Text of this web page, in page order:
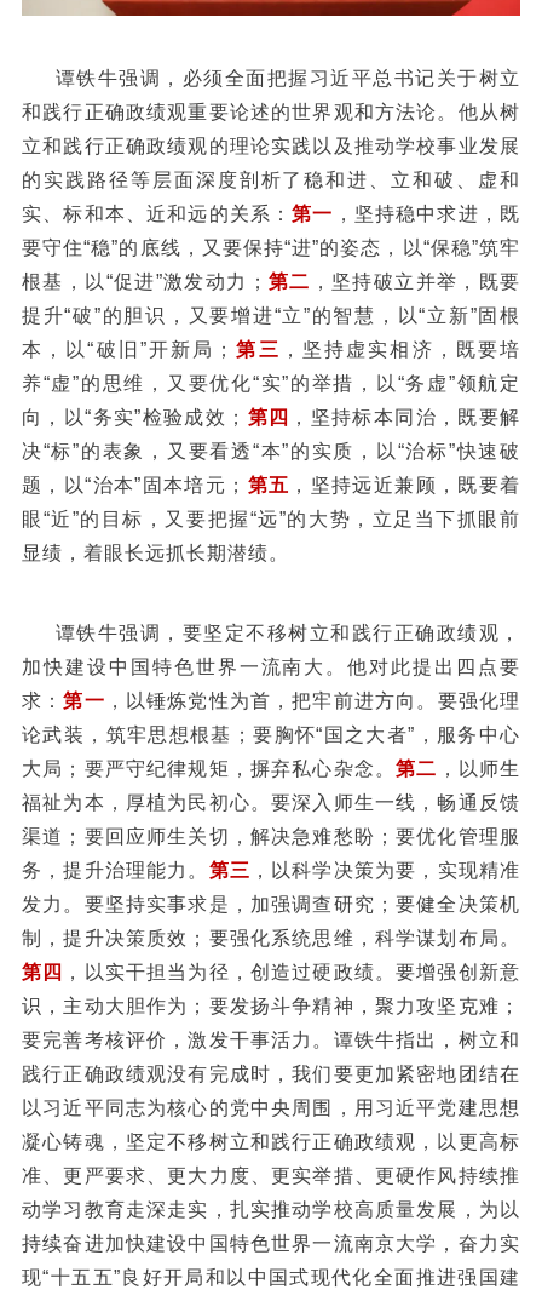
谭铁牛强调，必须全面把握习近平总书记关于树立
和践行正确政绩观重要论述的世界观和方法论。他从树
立和践行正确政绩观的理论实践以及推动学校事业发展
的实践路径等层面深度剖析了稳和进、立和破、虚和
实、标和本、近和远的关系：第一 ，坚持稳中求进，既
要守住“稳”的底线，又要保持“进”的姿态，以“保稳”筑牢
根基，以“促进”激发动力； 第二 ，坚持破立并举，既要
提升“破”的胆识，又要增进“立”的智慧，以“立新”固根
本，以“破旧”开新局； 第三 ，坚持虚实相济，既要培
养“虚”的思维，又要优化“实”的举措，以“务虚”领航定
向，以“务实”检验成效； 第四 ，坚持标本同治，既要解
决“标”的表象，又要看透“本”的实质，以“治标”快速破
题，以“治本”固本培元； 第五 ，坚持远近兼顾，既要着
眼“近”的目标，又要把握“远”的大势，立足当下抓眼前
显绩，着眼长远抓长期潜绩。
谭铁牛强调，要坚定不移树立和践行正确政绩观，
加快建设中国特色世界一流南大。他对此提出四点要
求：第一 ，以锤炼党性为首，把牢前进方向。要强化理
论武装，筑牢思想根基；要胸怀“国之大者”，服务中心
大局；要严守纪律规矩，摒弃私心杂念。第二 ，以师生
福祉为本，厚植为民初心。要深入师生一线，畅通反馈
渠道；要回应师生关切，解决急难愁盼；要优化管理服
务，提升治理能力。 第三 ，以科学决策为要，实现精准
发力。要坚持实事求是，加强调查研究；要健全决策机
制，提升决策质效；要强化系统思维，科学谋划布局。
第四 ，以实干担当为径，创造过硬政绩。要增强创新意
识，主动大胆作为；要发扬斗争精神，聚力攻坚克难；
要完善考核评价，激发干事活力。谭铁牛指出，树立和
践行正确政绩观没有完成时，我们要更加紧密地团结在
以习近平同志为核心的党中央周围，用习近平党建思想
凝心铸魂，坚定不移树立和践行正确政绩观，以更高标
准、更严要求、更大力度、更实举措、更硬作风持续推
动学习教育走深走实，扎实推动学校高质量发展，为以
持续奋进加快建设中国特色世界一流南京大学，奋力实
现“十五五”良好开局和以中国式现代化全面推进强国建